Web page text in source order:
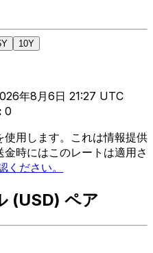
10Y
年8月6日 21:27 UTC
: 0
用します。これは情報提供
時にはこのレートは適用さ
ください。
(USD) ペア